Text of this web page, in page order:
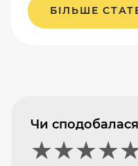
БІЛЬШЕ
Чи
★★★★